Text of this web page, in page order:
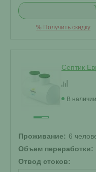
% Получить скидку
Септик
В наличии
Проживание: 6
Объем переработки:
Отвод стоков: